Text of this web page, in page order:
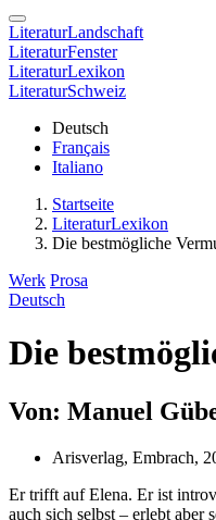
LiteraturLandschaft
LiteraturFenster
LiteraturLexikon
LiteraturSchweiz
Deutsch
Français
Italiano
Startseite
LiteraturLexikon
Die bestmögliche
Werk Prosa
Deutsch
Die
Von: Manuel
Arisverlag, Embrach,
Er trifft auf Elena. Er ist
auch sich selbst – erlebt aber